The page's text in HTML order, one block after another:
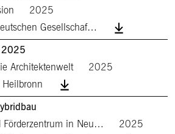
2025
Gesellschaf…
2025
Architektenwelt
2025
Förderzentrum in Neu…
2025